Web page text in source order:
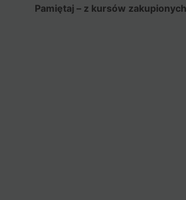
Pamiętaj – z kursów